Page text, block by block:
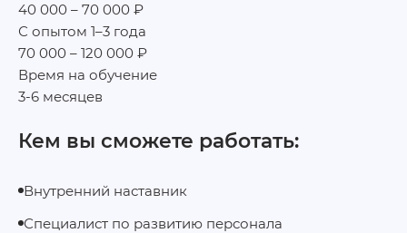
40 000 – 70 000 ₽
С опытом 1–3 года
70 000 – 120 000 ₽
Время на обучение
3-6 месяцев
Кем вы сможете работать:
Внутренний наставник
Специалист по развитию персонала